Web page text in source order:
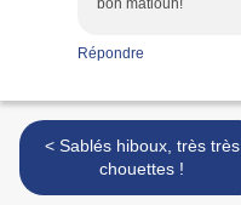
bon matlouh!
Répondre
< Sablés hiboux, très très
chouettes !